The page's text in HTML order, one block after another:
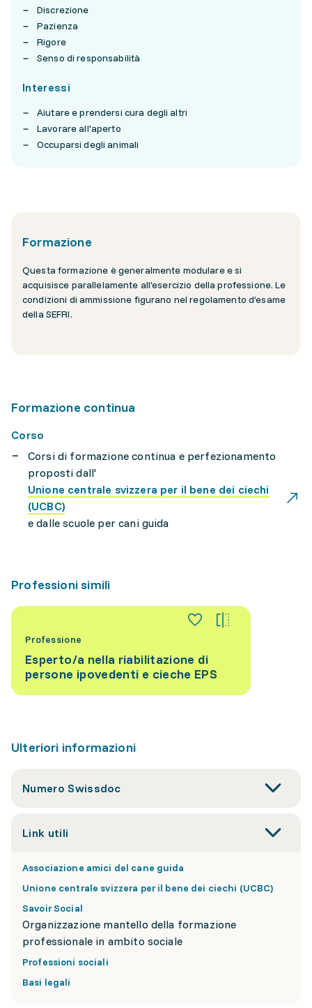
Discrezione
Pazienza
Rigore
Senso di responsabilità
Interessi
Aiutare e prendersi cura degli altri
Lavorare all'aperto
Occuparsi degli animali
Formazione
Questa formazione è generalmente modulare e si
acquisisce parallelamente all’esercizio della professione. Le
condizioni di ammissione figurano nel regolamento d’esame
della SEFRI.
Formazione continua
Corso
Corsi di formazione continua e perfezionamento
proposti dall'
Unione centrale svizzera per il bene dei ciechi
(UCBC)
e dalle scuole per cani guida
Professioni simili
Professione
Esperto/a nella riabilitazione di
persone ipovedenti e cieche EPS
Ulteriori informazioni
Numero Swissdoc
Link utili
Associazione amici del cane guida
Unione centrale svizzera per il bene dei ciechi (UCBC)
Savoir Social
Organizzazione mantello della formazione
professionale in ambito sociale
Professioni sociali
Basi legali